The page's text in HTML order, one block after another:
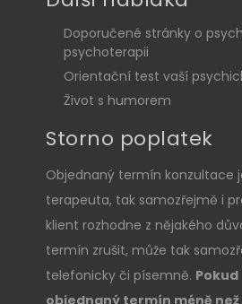
Doporučené stránky o
psychoterapii
Orientační test vaší
Život s humorem
Storno poplatek
Objednaný termín konzultace
terapeuta, tak samozřejmě i
klient rozhodne z nějakého
termín zrušit, může tak
telefonicky či písemně.